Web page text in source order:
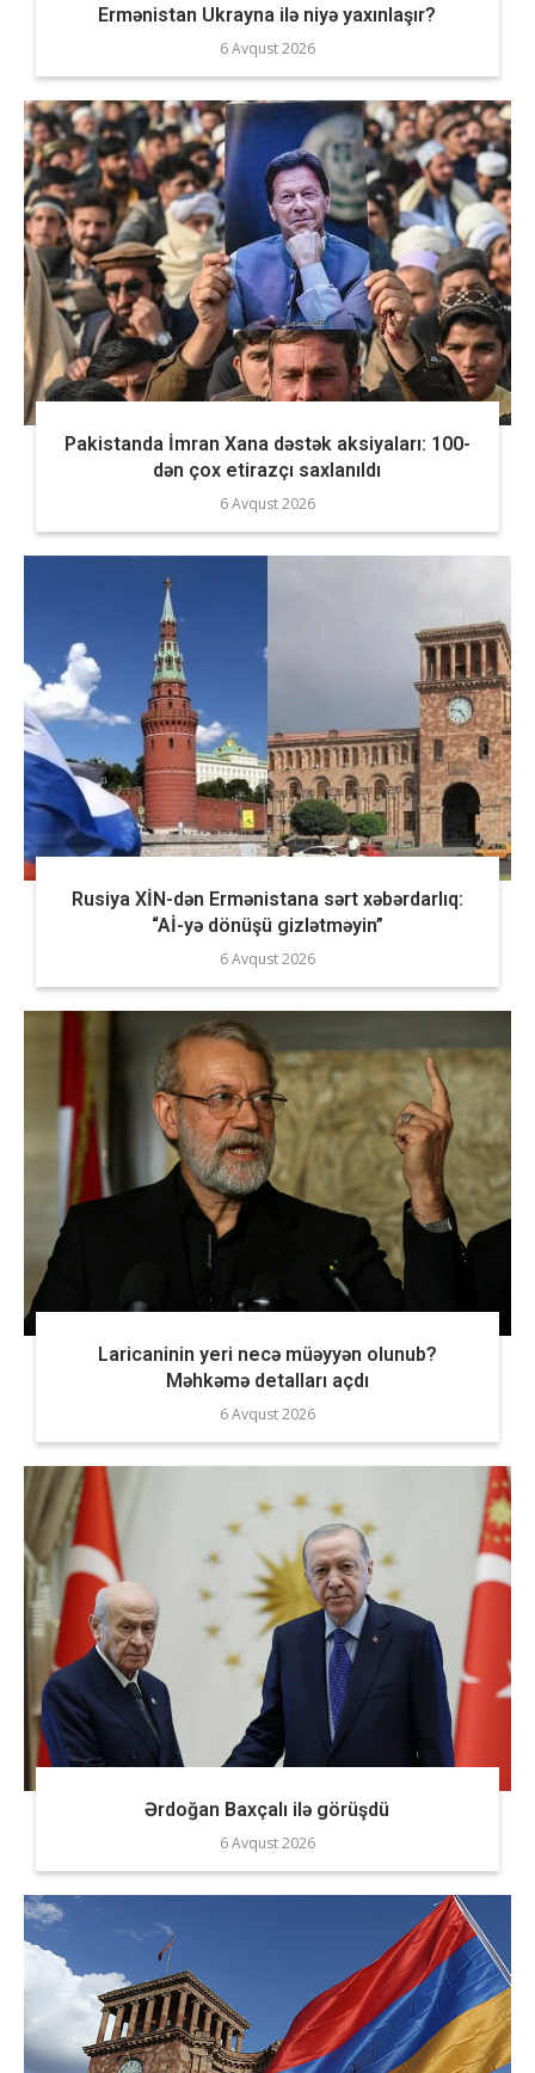
Ermənistan Ukrayna ilə niyə yaxınlaşır?
6 Avqust 2026
Pakistanda İmran Xana dəstək aksiyaları: 100-
dən çox etirazçı saxlanıldı
6 Avqust 2026
Rusiya XİN-dən Ermənistana sərt xəbərdarlıq:
“Aİ-yə dönüşü gizlətməyin”
6 Avqust 2026
Laricaninin yeri necə müəyyən olunub?
Məhkəmə detalları açdı
6 Avqust 2026
Ərdoğan Baxçalı ilə görüşdü
6 Avqust 2026